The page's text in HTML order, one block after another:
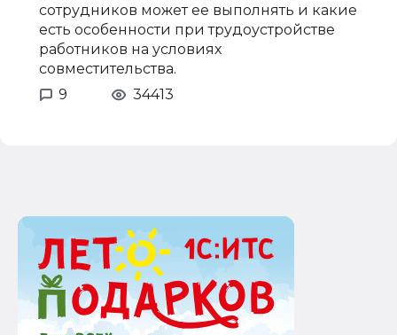
сотрудников может ее выполнять и какие
есть особенности при трудоустройстве
работников на условиях
совместительства.
9
34413